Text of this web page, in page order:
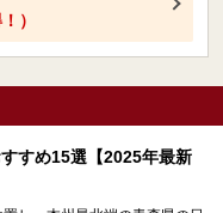
）
すめ15選【2025年最新